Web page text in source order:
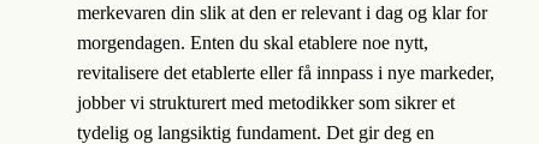
merkevaren din slik at den er relevant i dag og klar for
morgendagen. Enten du skal etablere noe nytt,
revitalisere det etablerte eller få innpass i nye markeder,
jobber vi strukturert med metodikker som sikrer et
tydelig og langsiktig fundament. Det gir deg en